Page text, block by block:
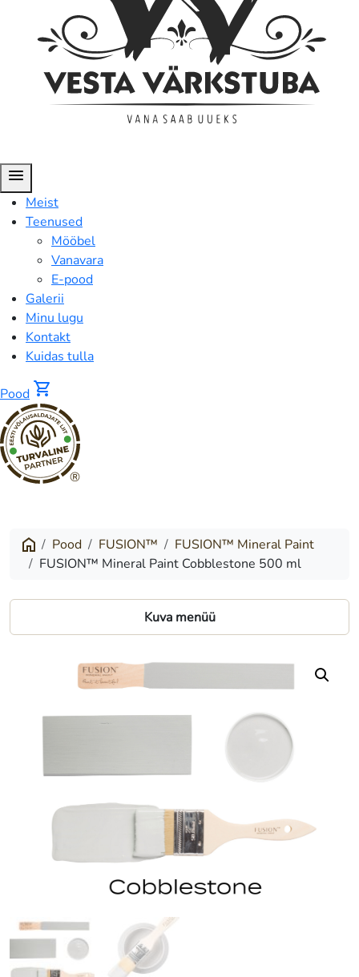
menu
Meist
Teenused
Mööbel
Vanavara
E-pood
Galerii
Minu lugu
Kontakt
Kuidas tulla
Pood shopping_cart
®
Paint
Cobblestone
500
ml
Pood FUSION™
FUSION™ Mineral Paint
FUSION™ Mineral Paint Cobblestone 500 ml
Kuva menüü